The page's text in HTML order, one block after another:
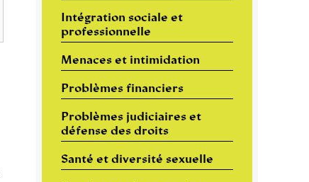
Intégration sociale et
professionnelle
Menaces et intimidation
Problèmes financiers
Problèmes judiciaires et
défense des droits
Santé et diversité sexuelle